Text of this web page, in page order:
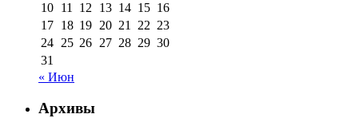
10 11 12 13 14 15 16
17 18 19 20 21 22 23
24 25 26 27 28 29 30
31
« Июн
Архивы